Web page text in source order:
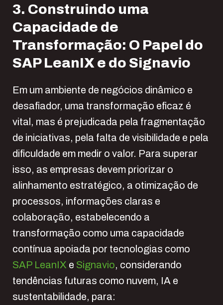
3. Construindo uma
Capacidade de
Transformação: O Papel do
SAP LeanIX e do Signavio
Em um ambiente de negócios dinâmico e
desafiador, uma transformação eficaz é
vital, mas é prejudicada pela fragmentação
de iniciativas, pela falta de visibilidade e pela
dificuldade em medir o valor. Para superar
isso, as empresas devem priorizar o
alinhamento estratégico, a otimização de
processos, informações claras e
colaboração, estabelecendo a
transformação como uma capacidade
contínua apoiada por tecnologias como
SAP LeanIX e Signavio, considerando
tendências futuras como nuvem, IA e
sustentabilidade, para: